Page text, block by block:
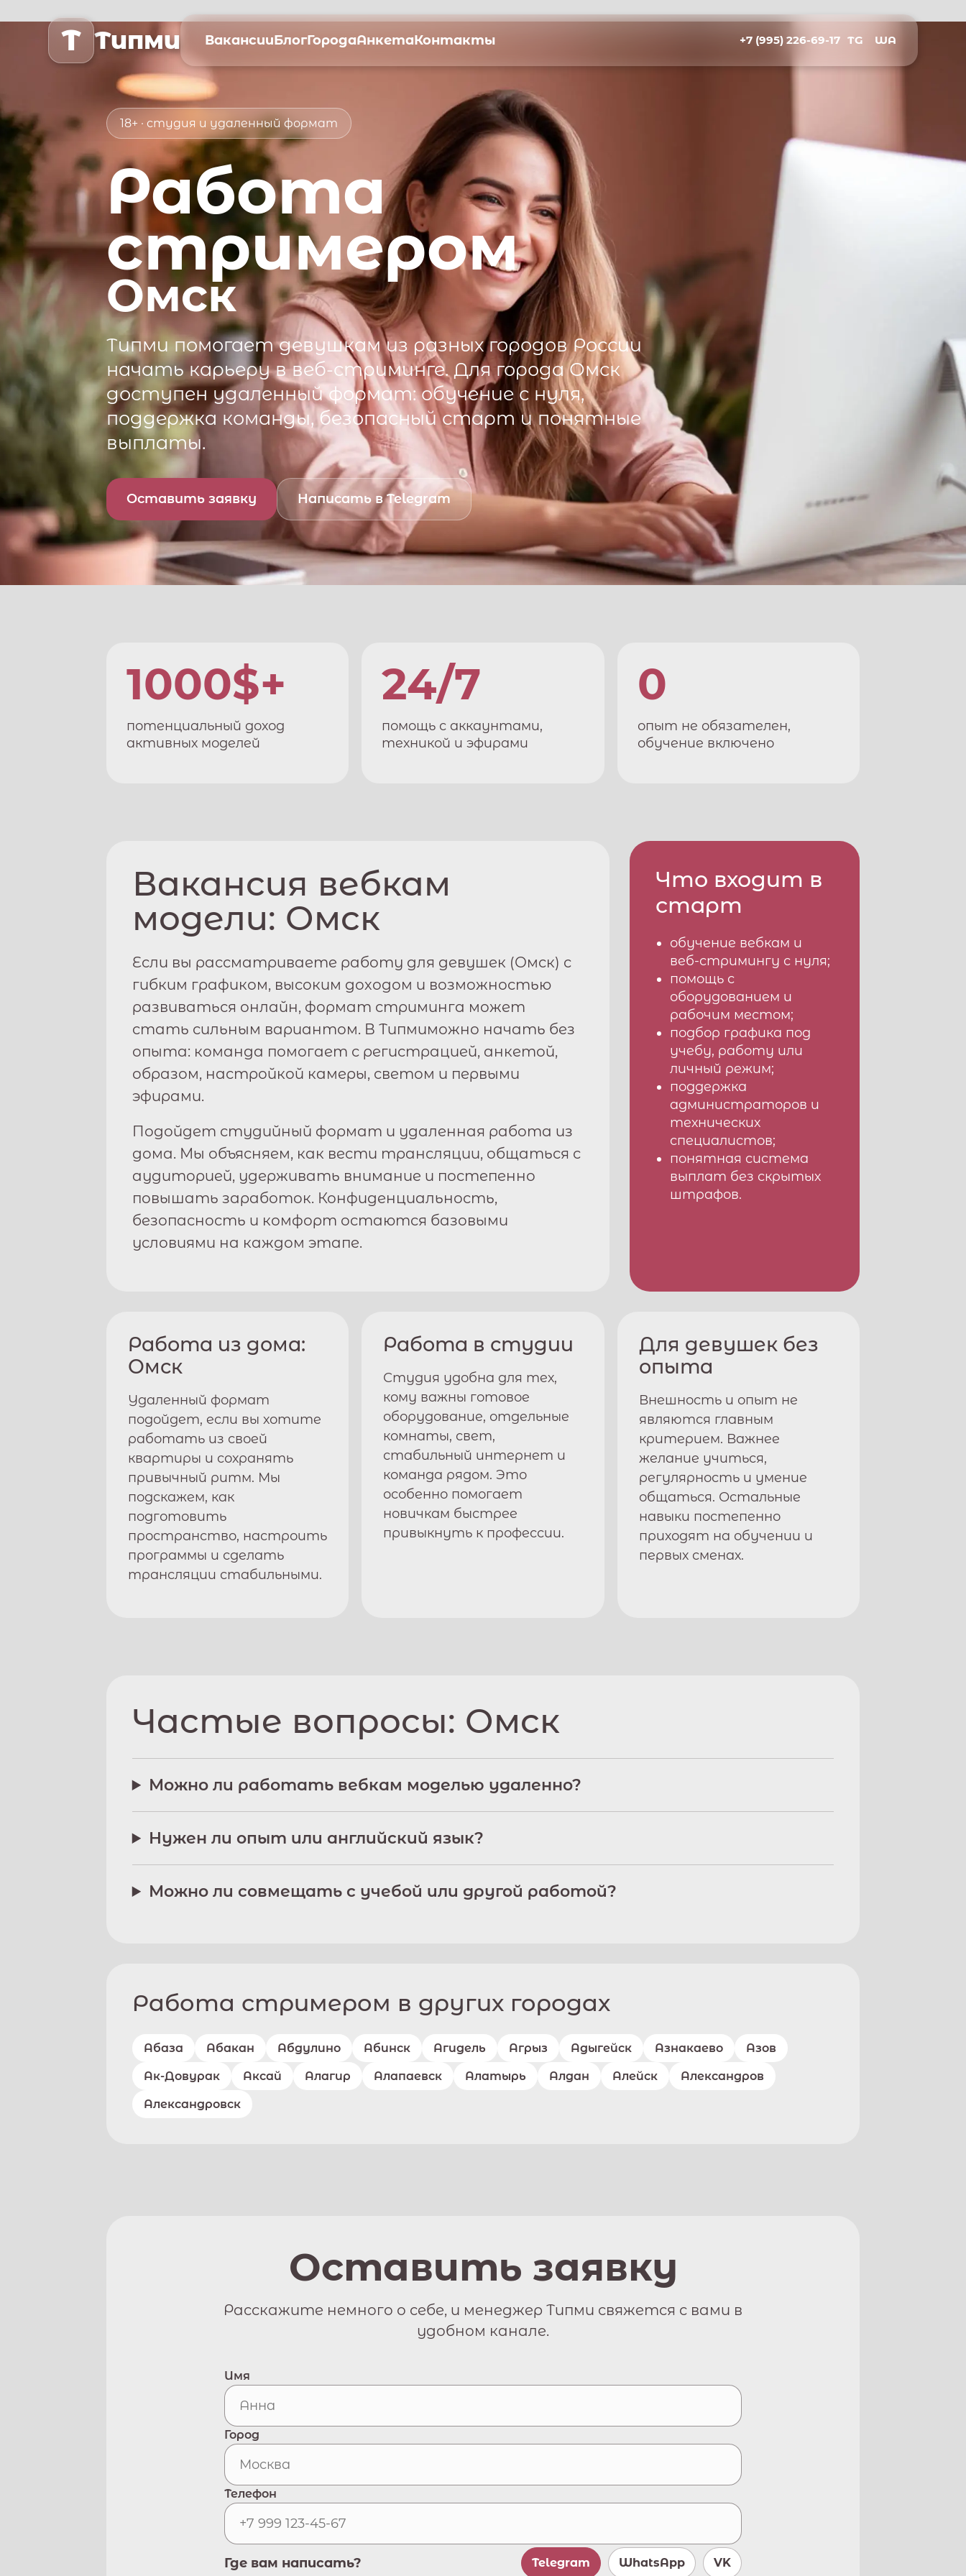
T Типми ВакансииБлогГородаАнкетаКонтакты +7 (995) 226-69-17 TG WA
18+ · студия и удаленный формат
Работа
стримером
Омск
Типмипомогает девушкам из разных городов России
начать карьеру в веб-стриминге. Для городаОмск
доступен удаленный формат: обучение с нуля,
поддержка команды, безопасный старт и понятные
выплаты.
Оставить заявку Написать в Telegram
1000$+
потенциальный доход
активных моделей
24/7
помощь с аккаунтами,
техникой и эфирами
0
опыт не обязателен,
обучение включено
Вакансия вебкам
модели: Омск
Если вы рассматриваете работу для девушек (Омск) с
гибким графиком, высоким доходом и возможностью
развиваться онлайн, формат стриминга может
стать сильным вариантом. В Типмиможно начать без
опыта: команда помогает с регистрацией, анкетой,
образом, настройкой камеры, светом и первыми
эфирами.
Подойдет студийный формат и удаленная работа из
дома. Мы объясняем, как вести трансляции, общаться с
аудиторией, удерживать внимание и постепенно
повышать заработок. Конфиденциальность,
безопасность и комфорт остаются базовыми
условиями на каждом этапе.
Что входит в
старт
обучение вебкам и
веб-стримингу с нуля;
помощь с
оборудованием и
рабочим местом;
подбор графика под
учебу, работу или
личный режим;
поддержка
администраторов и
технических
специалистов;
понятная система
выплат без скрытых
штрафов.
Работа из дома:
Омск
Удаленный формат
подойдет, если вы хотите
работать из своей
квартиры и сохранять
привычный ритм. Мы
подскажем, как
подготовить
пространство, настроить
программы и сделать
трансляции стабильными.
Работа в студии
Студия удобна для тех,
кому важны готовое
оборудование, отдельные
комнаты, свет,
стабильный интернет и
команда рядом. Это
особенно помогает
новичкам быстрее
привыкнуть к профессии.
Для девушек без
опыта
Внешность и опыт не
являются главным
критерием. Важнее
желание учиться,
регулярность и умение
общаться. Остальные
навыки постепенно
приходят на обучении и
первых сменах.
Частые вопросы: Омск
Можно ли работать вебкам моделью удаленно?
Нужен ли опыт или английский язык?
Можно ли совмещать с учебой или другой работой?
Работа стримером в других городах
Абаза Абакан Абдулино Абинск Агидель Агрыз Адыгейск Азнакаево Азов
Ак-Довурак Аксай Алагир Алапаевск Алатырь Алдан Алейск Александров
Александровск
Оставить заявку
Расскажите немного о себе, и менеджер Типми свяжется с вами в
удобном канале.
Имя
Город
Телефон
Где вам написать? Telegram WhatsApp VK